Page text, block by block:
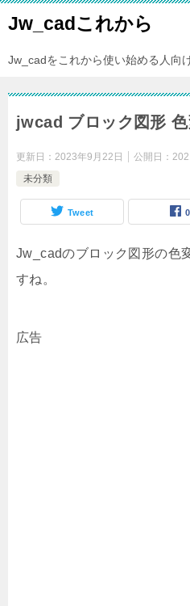
Jw_cadこれから
Jw_cadをこれから使い始める人向
jwcad ブロック図形
更新日： 2023年9月22日 公開日：
未分類
Tweet 0
Jw_cadのブロック図形の色
すね。
広告